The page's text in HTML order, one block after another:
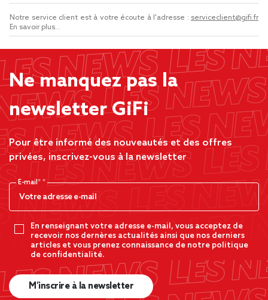
Notre service client est à votre écoute à l'adresse : serviceclient@gifi.fr
En savoir plus...
Ne manquez pas la
newsletter GiFi
Pour être informé des nouveautés et des offres
privées, inscrivez-vous à la newsletter
E-mail*
En renseignant votre adresse e-mail, vous acceptez de
recevoir nos dernères actualités ainsi que nos derniers
articles et vous prenez connaissance de notre politique
de confidentialité.
M’inscrire à la newsletter